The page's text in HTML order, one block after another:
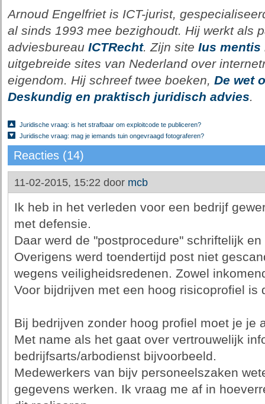
Arnoud Engelfriet is ICT-jurist,
al sinds 1993 mee bezighoudt. Hij werkt als
adviesbureau ICTRecht. Zijn site Ius mentis
uitgebreide sites van Nederland over
eigendom. Hij schreef twee boeken, De wet
Deskundig en praktisch juridisch advies.
Juridische vraag: is het strafbaar om exploitcode te publiceren?
Juridische vraag: mag je iemands tuin ongevraagd fotograferen?
Reacties (14)
11-02-2015, 15:22 door mcb
Ik heb in het verleden voor een bedrijf
met defensie.
Daar werd de "postprocedure" schriftelijk
Overigens werd toendertijd post niet
wegens veiligheidsredenen. Zowel
Voor bijdrijven met een hoog risicoprofiel is
Bij bedrijven zonder hoog profiel moet je je
Met name als het gaat over vertrouwelijk
bedrijfsarts/arbodienst bijvoorbeeld.
Medewerkers van bijv personeelszaken
gegevens werken. Ik vraag me af in